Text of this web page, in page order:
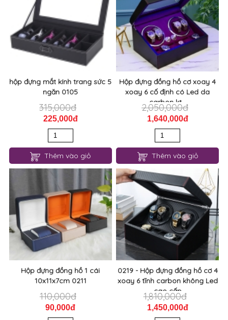
hộp đựng mắt kính trang sức 5
ngăn 0105
315,000đ
225,000đ
Thêm vào giỏ
Hộp đựng đồng hồ cơ xoay 4
xoay 6 cố định có Led da
carbon kt...
2,050,000đ
1,640,000đ
Thêm vào giỏ
Hộp đựng đồng hồ 1 cái
10x11x7cm 0211
110,000đ
90,000đ
0219 - Hộp đựng đồng hồ cơ 4
xoay 6 tĩnh carbon không Led
cao cấp
1,810,000đ
1,450,000đ